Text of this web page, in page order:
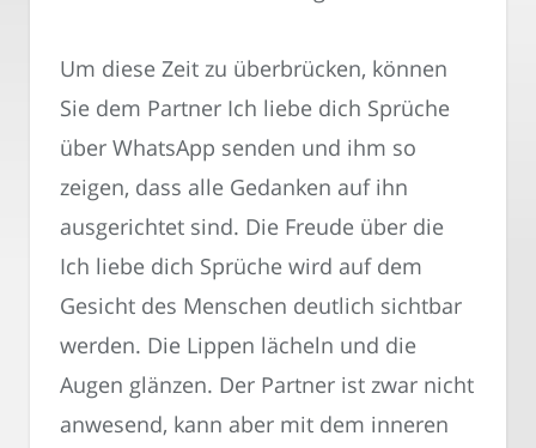
Um diese Zeit zu überbrücken, können
Sie dem Partner Ich liebe dich Sprüche
über WhatsApp senden und ihm so
zeigen, dass alle Gedanken auf ihn
ausgerichtet sind. Die Freude über die
Ich liebe dich Sprüche wird auf dem
Gesicht des Menschen deutlich sichtbar
werden. Die Lippen lächeln und die
Augen glänzen. Der Partner ist zwar nicht
anwesend, kann aber mit dem inneren